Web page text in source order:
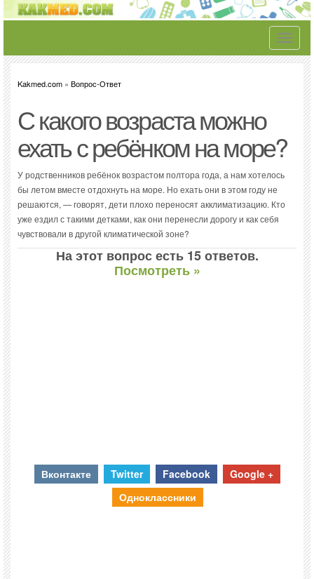
Toggle
Kakmed.com » Вопрос-Ответ
С какого возраста можно
ехать с ребёнком на море?
У родственников ребёнок возрастом полтора года, а нам хотелось
бы летом вместе отдохнуть на море. Но ехать они в этом году не
решаются, — говорят, дети плохо переносят акклиматизацию. Кто
уже ездил с такими детками, как они перенесли дорогу и как себя
чувствовали в другой климатической зоне?
На этот вопрос есть 15 ответов.
Посмотреть »
Вконтакте Twitter Facebook
Google +
Одноклассники